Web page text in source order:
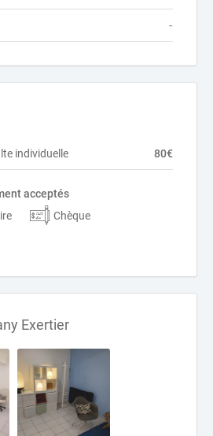
-
individuelle 80€
acceptés
Chèque
Exertier